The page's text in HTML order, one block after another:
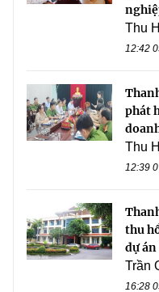
Thu
12:42
phát
Thu
12:39
thu
dự án
Trần
16:28